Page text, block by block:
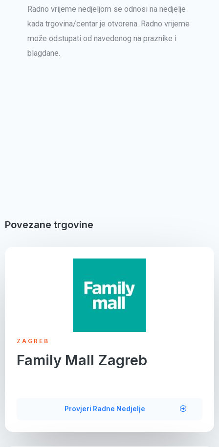
Radno vrijeme nedjeljom se odnosi na nedjelje
kada trgovina/centar je otvorena. Radno vrijeme
može odstupati od navedenog na praznike i
blagdane.
Povezane trgovine
ZAGREB
Family Mall Zagreb
Provjeri Radne Nedjelje